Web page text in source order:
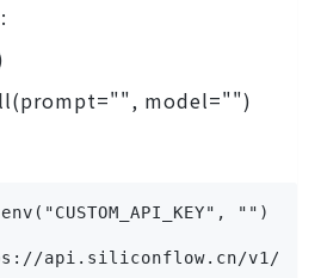
model="")
"")
api.siliconflow.cn/v1/